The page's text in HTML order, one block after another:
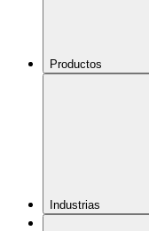
Productos
Industrias